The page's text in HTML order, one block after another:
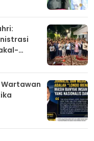
Wartawan